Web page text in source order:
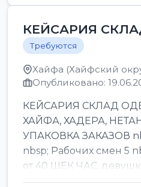
КЕЙСАРИЯ
Требуются
Хайфа (Хайфский
Опубликовано:
КЕЙСАРИЯ СКЛАД
ХАЙФА, ХАДЕРА,
УПАКОВКА ЗАКАЗОВ
nbsp; Рабочих смен 5
от 40 ШЕК ЧАС,
БОНУСЫ 1500 ШЕК ...